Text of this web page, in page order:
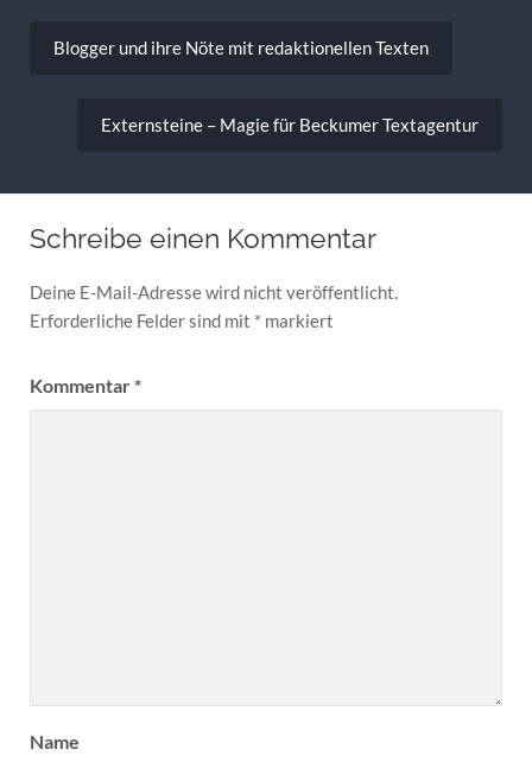
Blogger und ihre Nöte mit redaktionellen Texten
Externsteine – Magie für Beckumer Textagentur
Schreibe einen Kommentar
Deine E-Mail-Adresse wird nicht veröffentlicht.
Erforderliche Felder sind mit * markiert
Kommentar*
Name